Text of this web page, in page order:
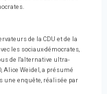
de la CDU et de la
les sociaux-démocrates,
de l'alternative ultra-
Alice Weidel, a présumé
une enquête, réalisée par